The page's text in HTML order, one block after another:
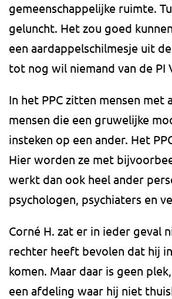
gemeenschappelijke ruimte.
geluncht. Het zou goed
een aardappelschilmesje uit
tot nog wil niemand van de PI
In het PPC zitten mensen
mensen die een gruwelijke
insteken op een ander. Het
Hier worden ze met
werkt dan ook heel ander
psychologen, psychiaters en
Corné H. zat er in ieder geval
rechter heeft bevolen dat hij
komen. Maar daar is geen
een afdeling waar hij niet